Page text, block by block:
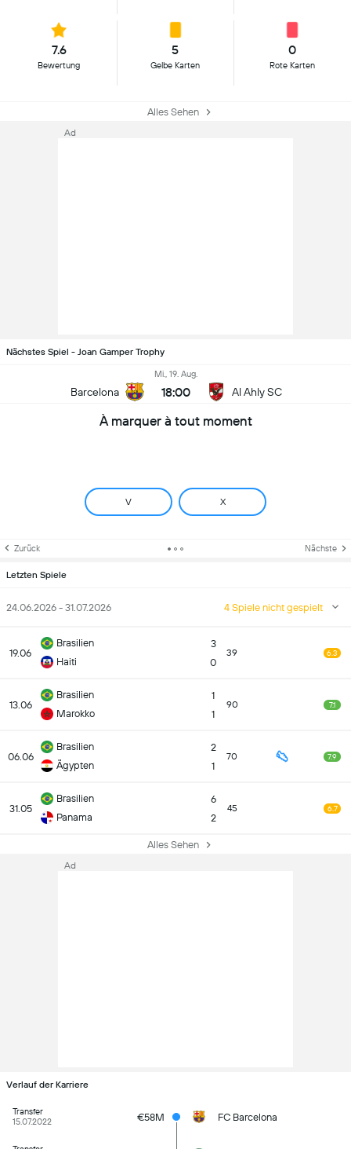
7.6
Bewertung
5
Gelbe Karten
0
Rote Karten
Alles Sehen
Ad
Nächstes Spiel - Joan Gamper Trophy
Barcelona
Mi., 19. Aug.
18:00 Al Ahly SC
À marquer à tout moment
V X
Zurück Nächste
Letzten Spiele
24.06.2026 - 31.07.2026 4 Spiele nicht gespielt
19.06
Brasilien
Haiti
3
0
39 6.3
13.06
Brasilien
Marokko
1
1
90 7.1
06.06
Brasilien
Ägypten
2
1
70 7.9
31.05
Brasilien
Panama
6
2
45 6.7
Alles Sehen
Verlauf der Karriere
Transfer
15.07.2022
€58M FC Barcelona
Ad